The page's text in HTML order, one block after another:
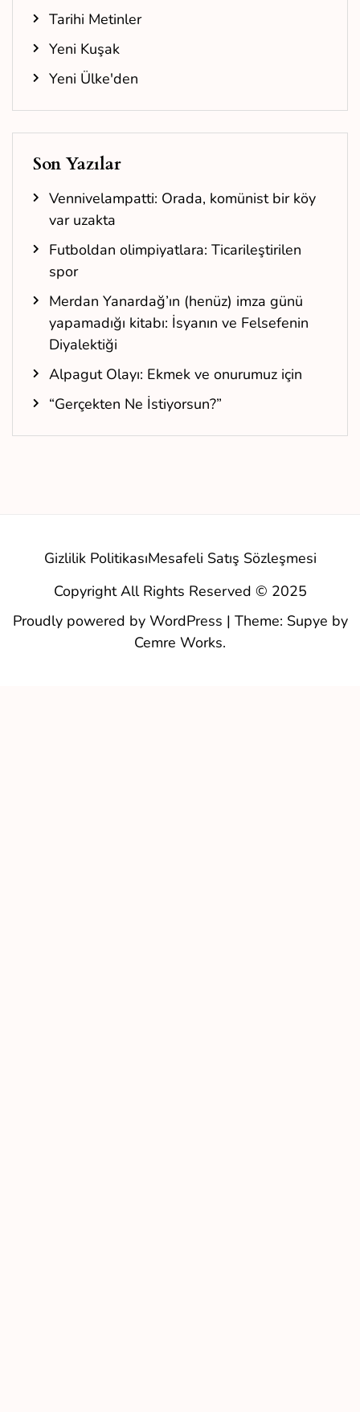
Tarihi Metinler
Yeni Kuşak
Yeni Ülke'den
Son Yazılar
Vennivelampatti: Orada, komünist bir köy
var uzakta
Futboldan olimpiyatlara: Ticarileştirilen
spor
Merdan Yanardağ’ın (henüz) imza günü
yapamadığı kitabı: İsyanın ve Felsefenin
Diyalektiği
Alpagut Olayı: Ekmek ve onurumuz için
“Gerçekten Ne İstiyorsun?”
Gizlilik PolitikasıMesafeli Satış Sözleşmesi
Copyright All Rights Reserved © 2025
Proudly powered by WordPress | Theme: Supye by
Cemre Works.